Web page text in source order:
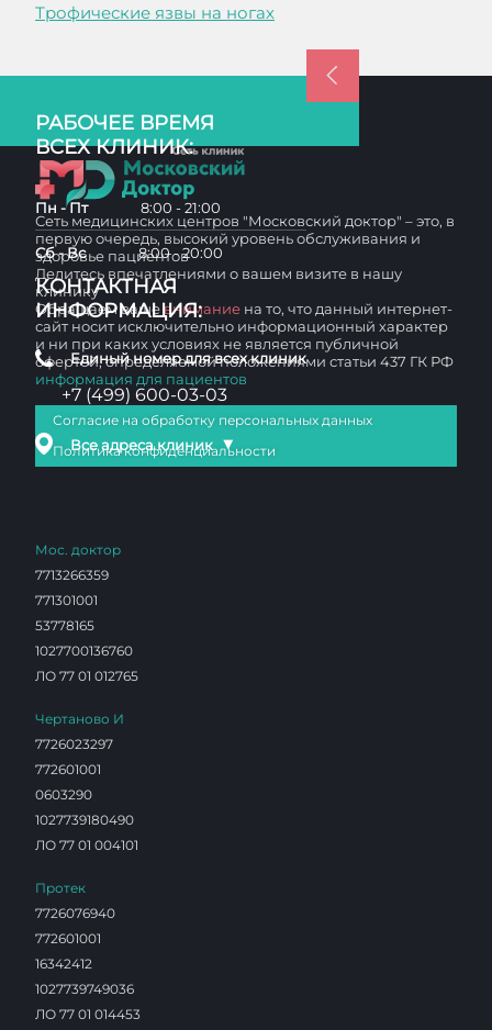
Трофические язвы на ногах
РАБОЧЕЕ ВРЕМЯ
ВСЕХ КЛИНИК:
Пн - Пт 8:00 - 21:00
Сб - Вс 8:00 - 20:00
КОНТАКТНАЯ
ИНФОРМАЦИЯ:
Единый номер для всех клиник
+7 (499) 600-03-03
Все адреса клиник ▼
Сеть медицинских центров "Московский доктор" – это, в
первую очередь, высокий уровень обслуживания и
здоровье пациентов
Делитесь впечатлениями о вашем визите в нашу
клинику
Обращаем вашевнимание на то, что данный интернет-
сайт носит исключительно информационный характер
и ни при каких условиях не является публичной
офертой, определяемой положениями статьи 437 ГК РФ
информация для пациентов
Согласие на обработку персональных данных
Политика конфиденциальности
Мос. доктор
7713266359
771301001
53778165
1027700136760
ЛО 77 01 012765
Чертаново И
7726023297
772601001
0603290
1027739180490
ЛО 77 01 004101
Протек
7726076940
772601001
16342412
1027739749036
ЛО 77 01 014453